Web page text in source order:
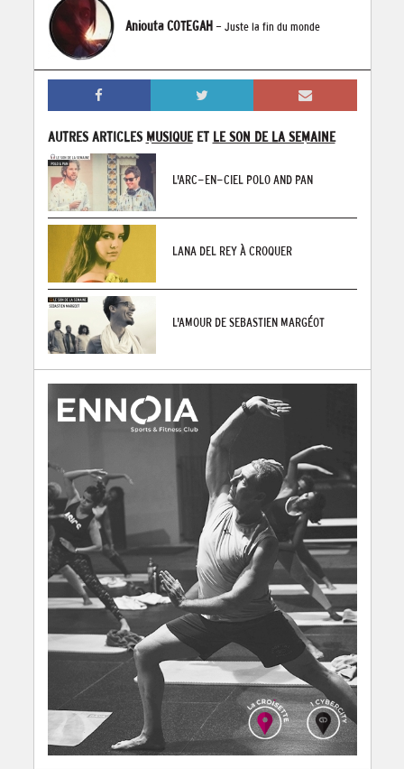
Aniouta COTEGAH - Juste la fin du monde
AUTRES ARTICLES MUSIQUEET LE SON DE LA SEMAINE
L'ARC-EN-CIEL POLO AND PAN
LANA DEL REY À CROQUER
L'AMOUR DE SEBASTIEN MARGÉOT